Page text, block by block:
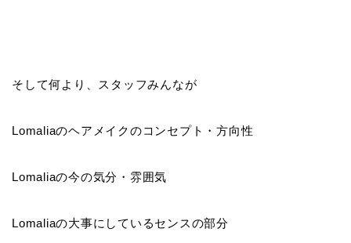
そして何より、スタッフみんなが
Lomaliaのヘアメイクのコンセプト・方向性
Lomaliaの今の気分・雰囲気
Lomaliaの大事にしているセンスの部分